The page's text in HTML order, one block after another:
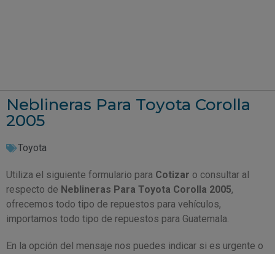
Neblineras Para Toyota Corolla
2005
Toyota
Utiliza el siguiente formulario para Cotizar o consultar al
respecto de Neblineras Para Toyota Corolla 2005,
ofrecemos todo tipo de repuestos para vehículos,
importamos todo tipo de repuestos para Guatemala.
En la opción del mensaje nos puedes indicar si es urgente o